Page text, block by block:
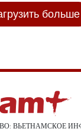
больше
ВЬЕТНАМСКОЕ